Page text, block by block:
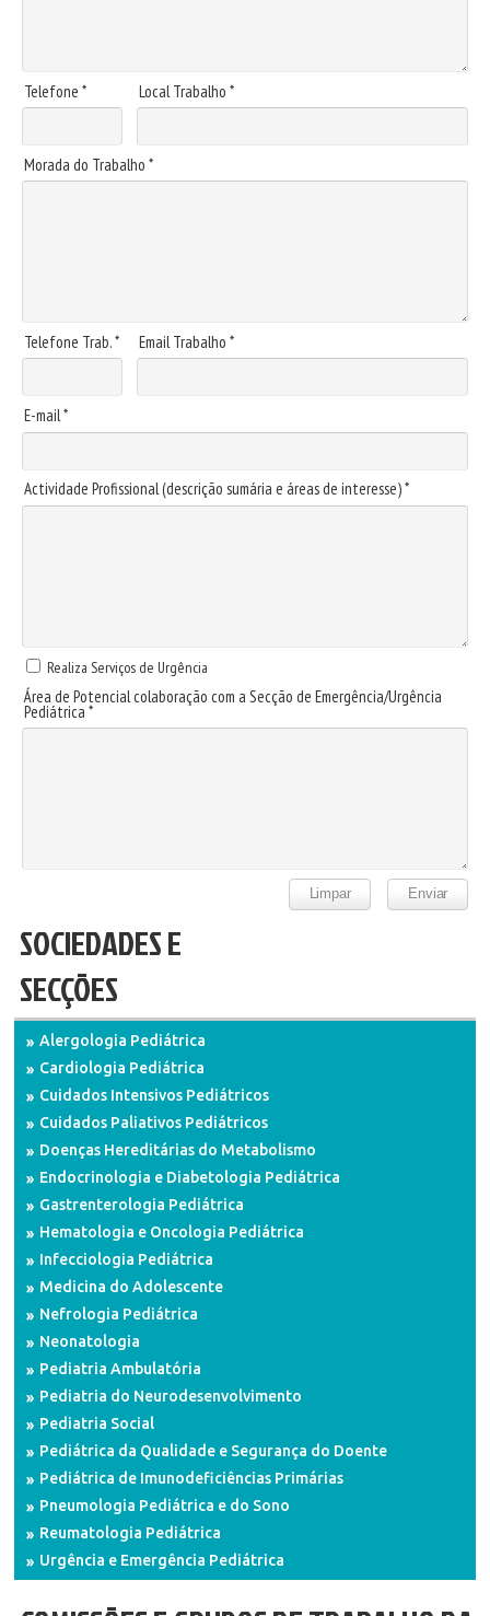
Telefone * Local Trabalho *
Morada do Trabalho *
Telefone Trab. * Email Trabalho *
E-mail *
Actividade Profissional (descrição sumária e áreas de interesse) *
Realiza Serviços de Urgência
Área de Potencial colaboração com a Secção de Emergência/Urgência
Pediátrica *
SOCIEDADES E
SECÇÕES
Alergologia Pediátrica
Cardiologia Pediátrica
Cuidados Intensivos Pediátricos
Cuidados Paliativos Pediátricos
Doenças Hereditárias do Metabolismo
Endocrinologia e Diabetologia Pediátrica
Gastrenterologia Pediátrica
Hematologia e Oncologia Pediátrica
Infecciologia Pediátrica
Medicina do Adolescente
Nefrologia Pediátrica
Neonatologia
Pediatria Ambulatória
Pediatria do Neurodesenvolvimento
Pediatria Social
Pediátrica da Qualidade e Segurança do Doente
Pediátrica de Imunodeficiências Primárias
Pneumologia Pediátrica e do Sono
Reumatologia Pediátrica
Urgência e Emergência Pediátrica